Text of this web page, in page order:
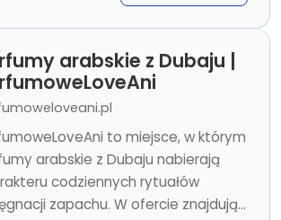
arabskie z Dubaju |
to miejsce, w którym
arabskie z Dubaju nabierają
codziennych rytuałów
zapachu. W ofercie znajdują...